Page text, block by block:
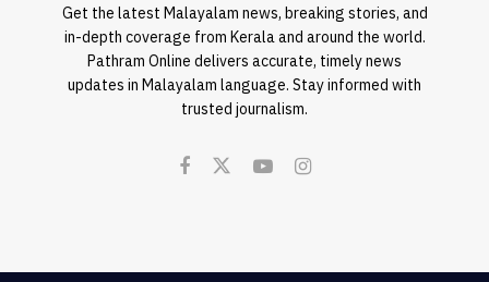
Get the latest Malayalam news, breaking stories, and
in-depth coverage from Kerala and around the world.
Pathram Online delivers accurate, timely news
updates in Malayalam language. Stay informed with
trusted journalism.